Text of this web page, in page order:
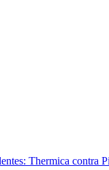
Thermica contra